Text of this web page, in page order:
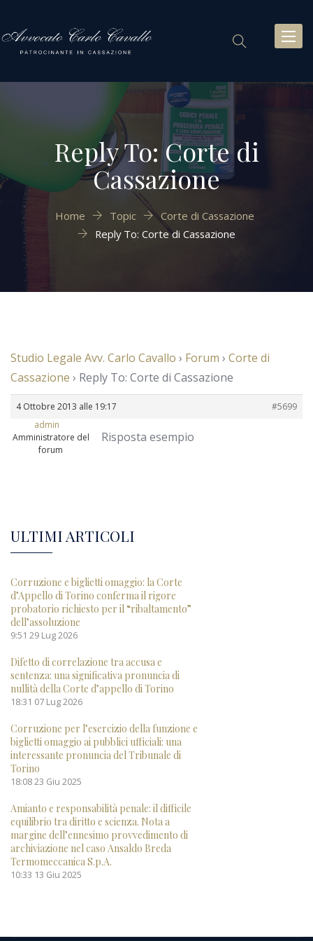
Reply To: Corte di
Cassazione
Home Topic
Corte di Cassazione
Reply To: Corte di Cassazione
Studio Legale Avv. Carlo Cavallo › Forum › Corte di
Cassazione › Reply To: Corte di Cassazione
4 Ottobre 2013 alle 19:17
#5699
admin
Amministratore del
forum
Risposta esempio
ULTIMI ARTICOLI
Corruzione e biglietti omaggio: la Corte
d’Appello di Torino conferma il rigore
probatorio richiesto per il “ribaltamento”
dell’assoluzione
9:51 29 Lug 2026
Difetto di correlazione tra accusa e
sentenza: una significativa pronuncia di
nullità della Corte d’appello di Torino
18:31 07 Lug 2026
Corruzione per l’esercizio della funzione e
biglietti omaggio ai pubblici ufficiali: una
interessante pronuncia del Tribunale di
Torino
18:0823 Giu 2025
Amianto e responsabilità penale: il difficile
equilibrio tra diritto e scienza. Nota a
margine dell’ennesimo provvedimento di
archiviazione nel caso Ansaldo Breda
Termomeccanica S.p.A.
10:33 13 Giu 2025